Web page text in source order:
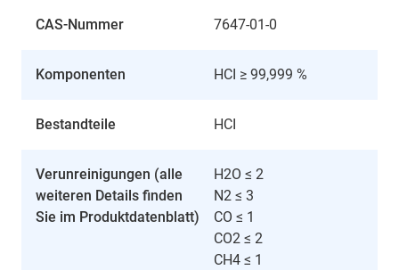
CAS-Nummer 7647-01-0
Komponenten HCI ≥ 99,999 %
Bestandteile HCI
Verunreinigungen (alle
weiteren Details finden
Sie im Produktdatenblatt)
H2O ≤ 2
N2 ≤ 3
CO ≤ 1
CO2 ≤ 2
CH4 ≤ 1